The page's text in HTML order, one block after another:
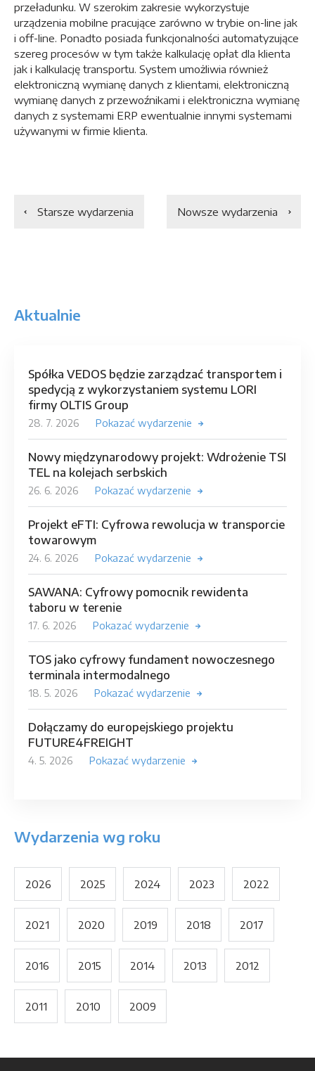
przeładunku. W szerokim zakresie wykorzystuje
urządzenia mobilne pracujące zarówno w trybie on-line jak
i off-line. Ponadto posiada funkcjonalności automatyzujące
szereg procesów w tym także kalkulację opłat dla klienta
jak i kalkulację transportu. System umożliwia również
elektroniczną wymianę danych z klientami, elektroniczną
wymianę danych z przewoźnikami i elektroniczna wymianę
danych z systemami ERP ewentualnie innymi systemami
używanymi w firmie klienta.
Starsze wydarzenia Nowsze wydarzenia
Aktualnie
Spółka VEDOS będzie zarządzać transportem i
spedycją z wykorzystaniem systemu LORI
firmy OLTIS Group
28. 7. 2026 Pokazać wydarzenie
Nowy międzynarodowy projekt: Wdrożenie TSI
TEL na kolejach serbskich
26. 6. 2026 Pokazać wydarzenie
Projekt eFTI: Cyfrowa rewolucja w transporcie
towarowym
24. 6. 2026 Pokazać wydarzenie
SAWANA: Cyfrowy pomocnik rewidenta
taboru w terenie
17. 6. 2026 Pokazać wydarzenie
TOS jako cyfrowy fundament nowoczesnego
terminala intermodalnego
18. 5. 2026 Pokazać wydarzenie
Dołączamy do europejskiego projektu
FUTURE4FREIGHT
4. 5. 2026 Pokazać wydarzenie
Wydarzenia wg roku
2026 2025 2024 2023 2022
2021 2020 2019 2018 2017
2016 2015 2014 2013 2012
2011 2010 2009